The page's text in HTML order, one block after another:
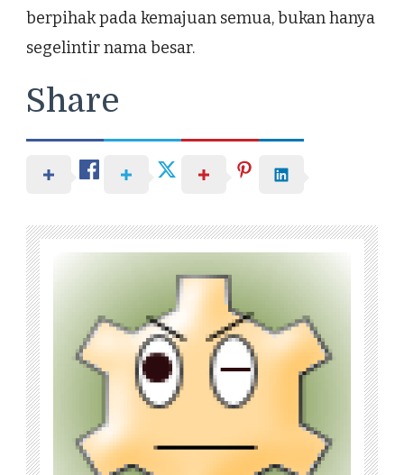
berpihak pada kemajuan semua, bukan hanya
segelintir nama besar.
Share